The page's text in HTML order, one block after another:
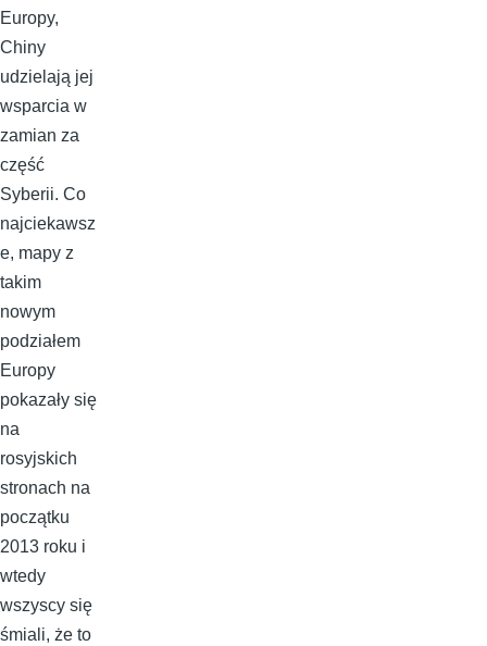
Europy,
Chiny
udzielają jej
wsparcia w
zamian za
część
Syberii. Co
najciekawsz
e, mapy z
takim
nowym
podziałem
Europy
pokazały się
na
rosyjskich
stronach na
początku
2013 roku i
wtedy
wszyscy się
śmiali, że to